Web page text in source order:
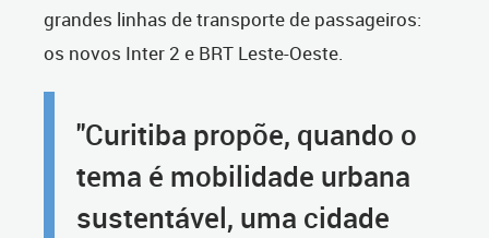
grandes linhas de transporte de passageiros:
os novos Inter 2 e BRT Leste-Oeste.
"Curitiba propõe, quando o
tema é mobilidade urbana
sustentável, uma cidade